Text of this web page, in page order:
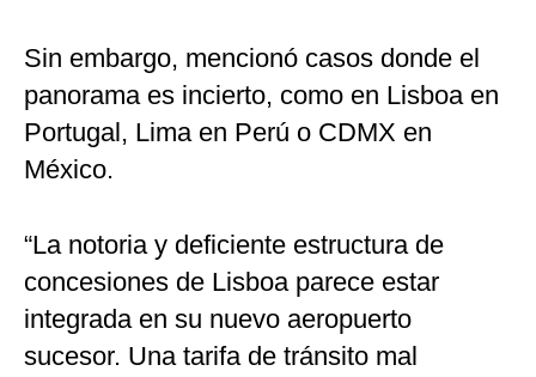
Sin embargo, mencionó casos donde el
panorama es incierto, como en Lisboa en
Portugal, Lima en Perú o CDMX en
México.
“La notoria y deficiente estructura de
concesiones de Lisboa parece estar
integrada en su nuevo aeropuerto
sucesor. Una tarifa de tránsito mal